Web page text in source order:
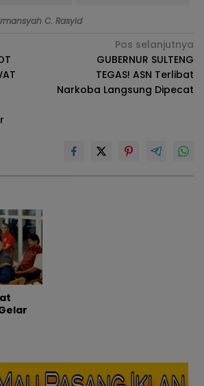
C. Rasyid
Pos selanjutnya
GUBERNUR SULTENG
TEGAS! ASN Terlibat
Narkoba Langsung Dipecat